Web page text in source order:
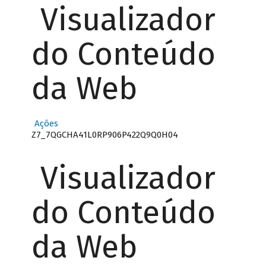
Visualizador
do Conteúdo
da Web
Ações
Z7_7QGCHA41L0RP906P422Q9Q0H04
Visualizador
do Conteúdo
da Web